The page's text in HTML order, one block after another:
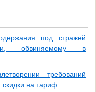
под стражей
обвиняемому в
требований
на тариф